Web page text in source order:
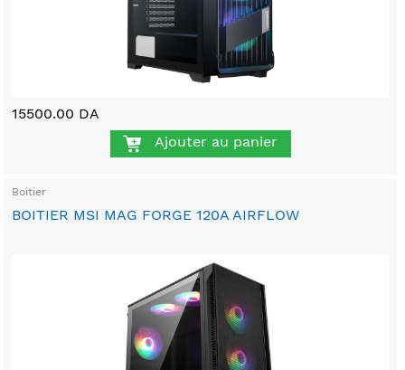
15500.00 DA
Ajouter au panier
Boitier
BOITIER MSI MAG FORGE 120A AIRFLOW